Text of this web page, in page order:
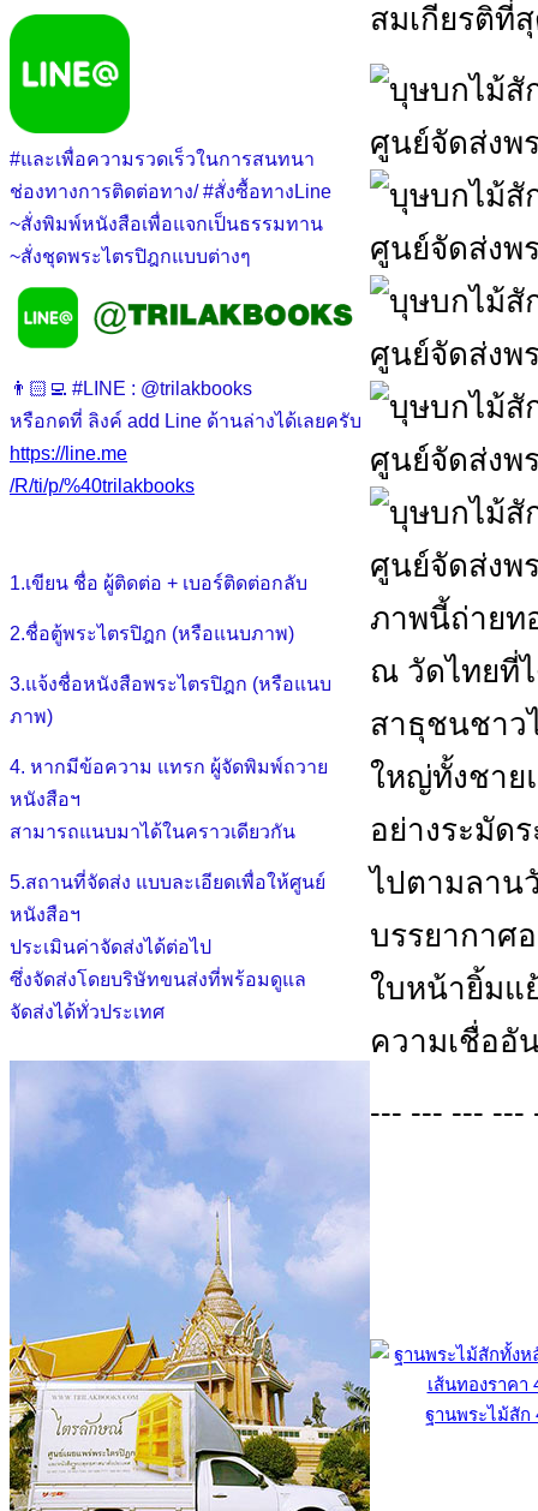
#และเพื่อความรวดเร็วในการสนทนา
ช่องทางการติดต่อทาง/ #สั่งซื้อทางLine
~สั่งพิมพ์หนังสือเพื่อแจกเป็นธรรมทาน
~สั่งชุดพระไตรปิฎกแบบต่างๆ
👨🏻‍💻 #LINE : @trilakbooks
หรือกดที่ ลิงค์ add Line ด้านล่างได้เลยครับ
https://line.me
/R/ti/p/%40trilakbooks
1.เขียน ชื่อ ผู้ติดต่อ + เบอร์ติดต่อกลับ
2.ชื่อตู้พระไตรปิฎก (หรือแนบภาพ)
3.แจ้งชื่อหนังสือพระไตรปิฎก (หรือแนบ
ภาพ)
4. หากมีข้อความ แทรก ผู้จัดพิมพ์ถวาย
หนังสือฯ
สามารถแนบมาได้ในคราวเดียวกัน
5.สถานที่จัดส่ง แบบละเอียดเพื่อให้ศูนย์
หนังสือฯ
ประเมินค่าจัดส่งได้ต่อไป
ซึ่งจัดส่งโดยบริษัทขนส่งที่พร้อมดูแล
จัดส่งได้ทั่วประเทศ
สมเกียรติที่
ภาพนี้ถ่ายท
ณ วัดไทยที่
สาธุชนชาว
ใหญ่ทั้งชาย
อย่างระมัดร
ไปตามลาน
บรรยากาศ
ใบหน้ายิ้มแ
ความเชื่ออั
--- --- --- ---
ฐานพระไม้สัก